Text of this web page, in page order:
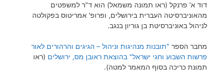
דוד א' פרנקל (ראו תמונה משמאל) הוא ד"ר למשפטים
מהאוניברסיטה העברית בירושלים, ופרופ' אמריטוס בפקולטה
לניהול באוניברסיטת בן גוריון בנגב.
מחבר הספר "תובנות מנהיגות וניהול – הגיגים והרהורים לאור
פרשות השבוע וחגי ישראל" בהוצאת ראובן מס, ירושלים (ראו
תמונת כריכה בסוף המאמר למטה).